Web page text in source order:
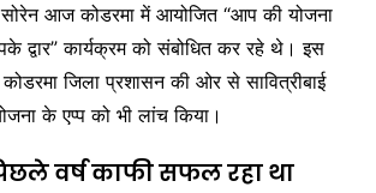
सोरेन आज कोडरमा में आयोजित “आप की योजना
कार्यक्रम को संबोधित कर रहे थे। इस
जिला प्रशासन की ओर से सावित्रीबाई
के एप्प को भी लांच किया।
वर्ष काफी सफल रहा था